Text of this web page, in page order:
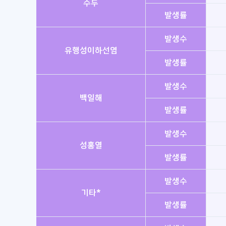
수두
발생률
유행성이하선염
발생수
발생률
백일해
발생수
발생률
성홍열
발생수
발생률
기타*
발생수
발생률